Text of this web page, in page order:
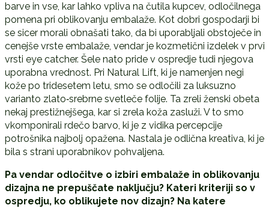
barve in vse, kar lahko vpliva na čutila kupcev, odločilnega
pomena pri oblikovanju embalaže. Kot dobri gospodarji bi
se sicer morali obnašati tako, da bi uporabljali obstoječe in
cenejše vrste embalaže, vendar je kozmetični izdelek v prvi
vrsti eye catcher. Šele nato pride v ospredje tudi njegova
uporabna vrednost. Pri Natural Lift, ki je namenjen negi
kože po tridesetem letu, smo se odločili za luksuzno
varianto zlato‑srebrne svetleče folije. Ta zreli ženski obeta
nekaj prestižnejšega, kar si zrela koža zasluži. V to smo
vkomponirali rdečo barvo, ki je z vidika percepcije
potrošnika najbolj opažena. Nastala je odlična kreativa, ki je
bila s strani uporabnikov pohvaljena.
Pa vendar odločitve o izbiri embalaže in oblikovanju
dizajna ne prepuščate naključju? Kateri kriteriji so v
ospredju, ko oblikujete nov dizajn? Na katere